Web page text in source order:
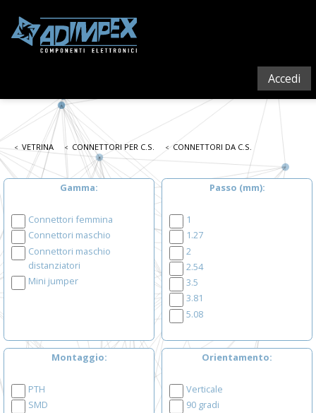
Accedi
VETRINA CONNETTORI PER C.S. CONNETTORI DA C.S.
Gamma
Connettori femmina
Connettori maschio
Connettori maschio
distanziatori
Mini jumper
Passo (mm)
1
1.27
2
2.54
3.5
3.81
5.08
Montaggio
PTH
SMD
Orientamento
Verticale
90 gradi